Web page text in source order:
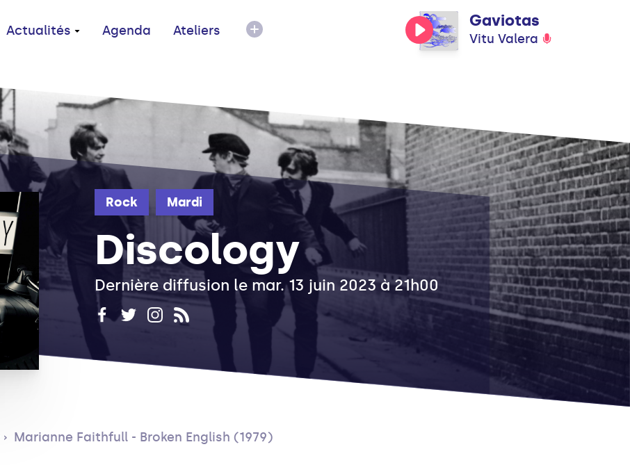
Actualités Agenda Ateliers
Gaviotas
Vitu Valera
Rock Mardi
Discology
Dernière diffusion le mar. 13 juin 2023 à 21h00
Marianne Faithfull - Broken English (1979)